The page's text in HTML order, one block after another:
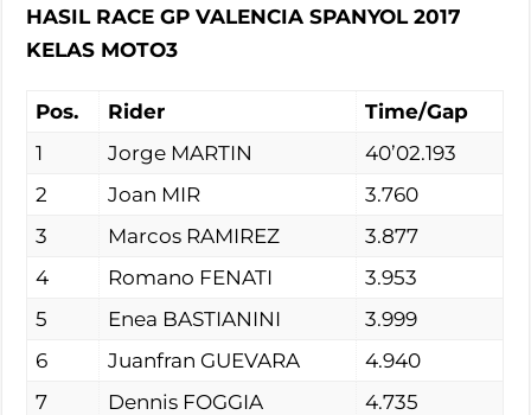
HASIL RACE GP VALENCIA SPANYOL 2017
KELAS MOTO3
Pos. Rider
Time/Gap
1
Jorge MARTIN
40’02.193
2
Joan MIR
3.760
3
Marcos RAMIREZ
3.877
4
Romano FENATI
3.953
5
Enea BASTIANINI
3.999
6
Juanfran GUEVARA
4.940
7
Dennis FOGGIA
4.735